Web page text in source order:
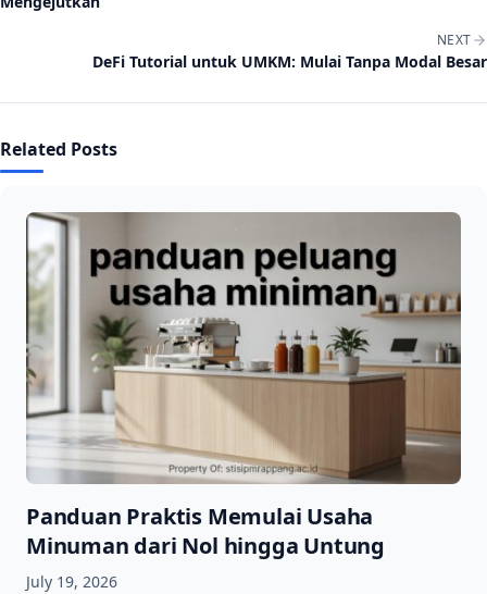
NEXT
DeFi Tutorial untuk UMKM: Mulai Tanpa Modal Besar
Related Posts
Panduan Praktis Memulai Usaha
Minuman dari Nol hingga Untung
July 19, 2026